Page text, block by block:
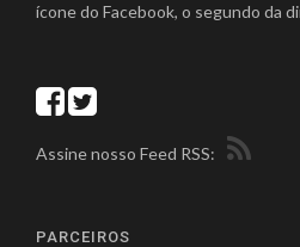
ícone do Facebook, o segundo da
Assine nosso Feed RSS:
PARCEIROS